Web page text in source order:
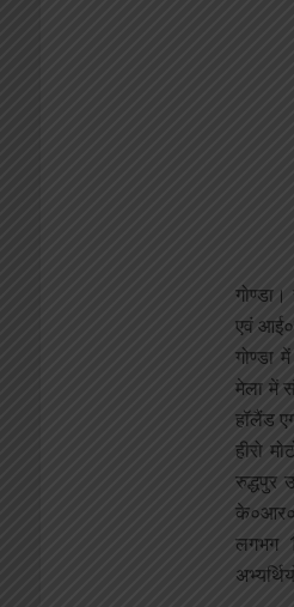
एवं
गोण्डा
मेला में
हॉलैंड
हीरो
रुद्धपुर
लगभग